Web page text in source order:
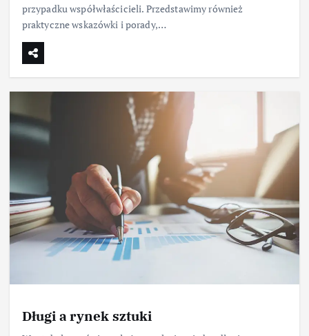
przypadku współwłaścicieli. Przedstawimy również
praktyczne wskazówki i porady,…
Długi a rynek sztuki